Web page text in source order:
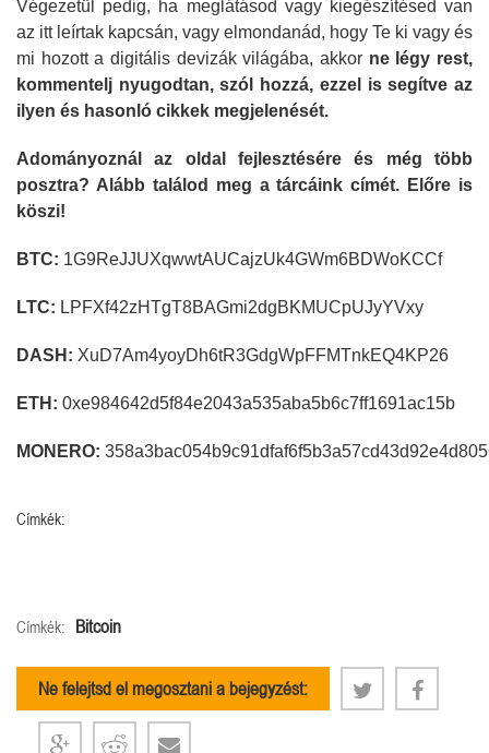
Végezetül pedig, ha meglátásod vagy kiegészítésed van
az itt leírtak kapcsán, vagy elmondanád, hogy Te ki vagy és
mi hozott a digitális devizák világába, akkor ne légy rest,
kommentelj nyugodtan, szól hozzá, ezzel is segítve az
ilyen és hasonló cikkek megjelenését.
Adományoznál az oldal fejlesztésére és még több
posztra? Alább találod meg a tárcáink címét. Előre is
köszi!
BTC: 1G9ReJJUXqwwtAUCajzUk4GWm6BDWoKCCf
LTC: LPFXf42zHTgT8BAGmi2dgBKMUCpUJyYVxy
DASH: XuD7Am4yoyDh6tR3GdgWpFFMTnkEQ4KP26
ETH: 0xe984642d5f84e2043a535aba5b6c7ff1691ac15b
MONERO:
Címkék:
Címkék: Bitcoin
Ne felejtsd el megosztani a bejegyzést: